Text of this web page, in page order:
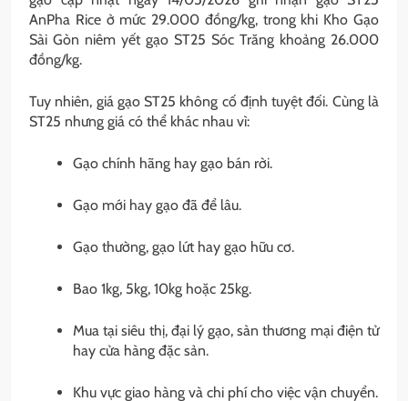
AnPha Rice ở mức 29.000 đồng/kg, trong khi Kho Gạo
Sài Gòn niêm yết gạo ST25 Sóc Trăng khoảng 26.000
đồng/kg.
Tuy nhiên, giá gạo ST25 không cố định tuyệt đối. Cùng là
ST25 nhưng giá có thể khác nhau vì:
Gạo chính hãng hay gạo bán rời.
Gạo mới hay gạo đã để lâu.
Gạo thường, gạo lứt hay gạo hữu cơ.
Bao 1kg, 5kg, 10kg hoặc 25kg.
Mua tại siêu thị, đại lý gạo, sàn thương mại điện tử
hay cửa hàng đặc sản.
Khu vực giao hàng và chi phí cho việc vận chuyển.